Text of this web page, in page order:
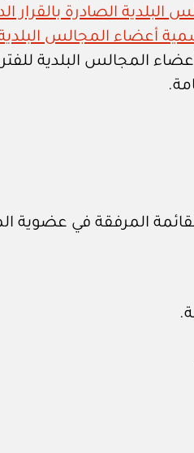
الصادرة بالقرار
للفترة الأولى الصادر في ٩ صفر
المرفقة في عضوية